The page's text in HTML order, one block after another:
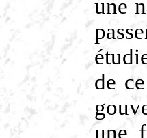
une
de
une